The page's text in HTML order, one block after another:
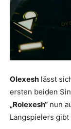
Olexesh lässt
ersten beiden
„Rolexesh“ nun
Langspielers gibt